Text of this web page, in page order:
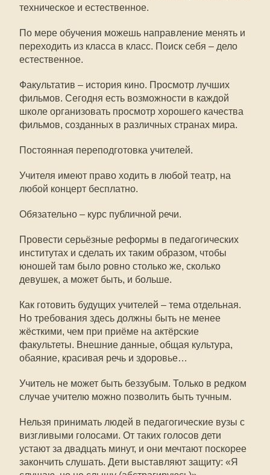
техническое и естественное.
По мере обучения можешь направление менять и
переходить из класса в класс. Поиск себя – дело
естественное.
Факультатив – история кино. Просмотр лучших
фильмов. Сегодня есть возможности в каждой
школе организовать просмотр хорошего качества
фильмов, созданных в различных странах мира.
Постоянная переподготовка учителей.
Учителя имеют право ходить в любой театр, на
любой концерт бесплатно.
Обязательно – курс публичной речи.
Провести серьёзные реформы в педагогических
институтах и сделать их таким образом, чтобы
юношей там было ровно столько же, сколько
девушек, а может быть, и больше.
Как готовить будущих учителей – тема отдельная.
Но требования здесь должны быть не менее
жёсткими, чем при приёме на актёрские
факультеты. Внешние данные, общая культура,
обаяние, красивая речь и здоровье…
Учитель не может быть беззубым. Только в редком
случае учителю можно позволить быть тучным.
Нельзя принимать людей в педагогические вузы с
визгливыми голосами. От таких голосов дети
устают за двадцать минут, и они мечтают поскорее
закончить слушать. Дети выставляют защиту: «Я